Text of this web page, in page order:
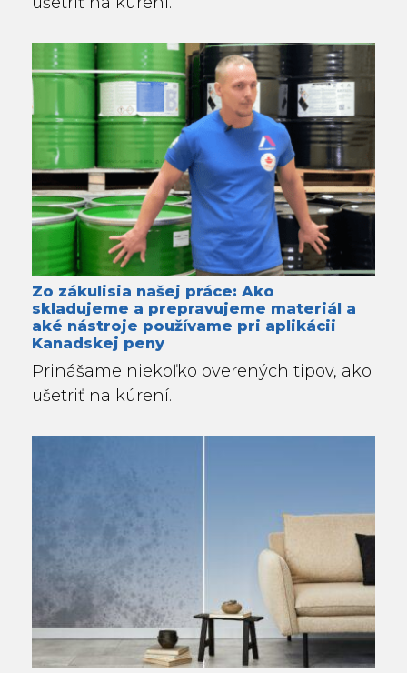
Zo zákulisia našej práce: Ako
skladujeme a prepravujeme materiál a
aké nástroje používame pri aplikácii
Kanadskej peny
Prinášame niekoľko overených tipov, ako
ušetriť na kúrení.